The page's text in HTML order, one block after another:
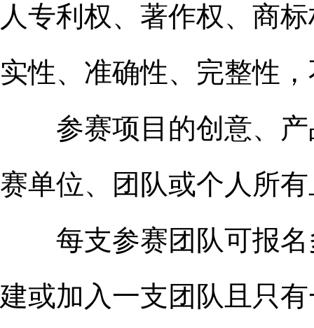
人专利权、著作权、商
实性、准确性、完整性
参赛项目的创意、产
赛单位、团队或个人所
每支参赛团队可报名
建或加入一支团队且只